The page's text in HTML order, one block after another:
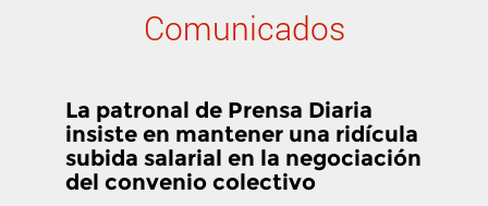
Comunicados
La patronal de Prensa Diaria
insiste en mantener una ridícula
subida salarial en la negociación
del convenio colectivo